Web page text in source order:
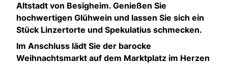
Altstadt von Besigheim. Genießen Sie
hochwertigen Glühwein und lassen Sie sich ein
Stück Linzertorte und Spekulatius schmecken.
Im Anschluss lädt Sie der barocke
Weihnachtsmarkt auf dem Marktplatz im Herzen